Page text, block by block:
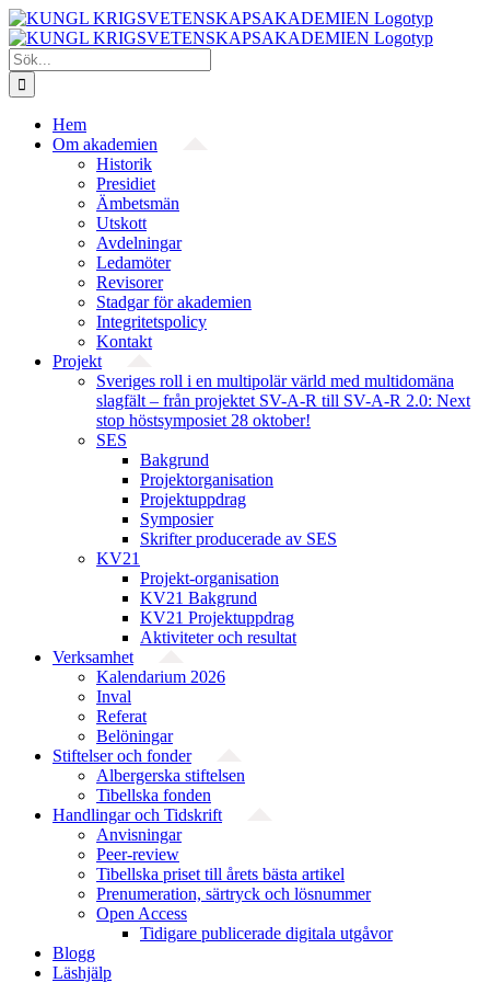
Fortsätt
till
innehållet
Sök
efter:
Hem
Om akademien
Historik
Presidiet
Ämbetsmän
Utskott
Avdelningar
Ledamöter
Revisorer
Stadgar för akademien
Integritetspolicy
Kontakt
Projekt
Sveriges roll i en multipolär värld med multidomäna
slagfält – från projektet SV-A-R till SV-A-R 2.0: Next
stop höstsymposiet 28 oktober!
SES
Bakgrund
Projekt­organisation
Projektuppdrag
Symposier
Skrifter producerade av SES
KV21
Projekt-organisation
KV21 Bakgrund
KV21 Projektuppdrag
Aktiviteter och resultat
Verksamhet
Kalendarium 2026
Inval
Referat
Belöningar
Stiftelser och fonder
Albergerska stiftelsen
Tibellska fonden
Handlingar och Tidskrift
Anvisningar
Peer-review
Tibellska priset till årets bästa artikel
Prenumeration, särtryck och lösnummer
Open Access
Tidigare publicerade digitala utgåvor
Blogg
Läshjälp